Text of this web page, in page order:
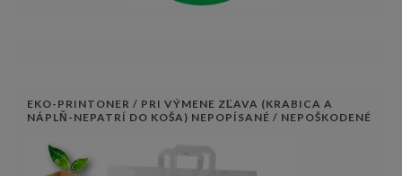
EKO-PRINTONER / PRI VÝMENE ZĽAVA (KRABICA A
NÁPLŇ-NEPATRÍ DO KOŠA) NEPOPÍSANÉ / NEPOŠKODENÉ